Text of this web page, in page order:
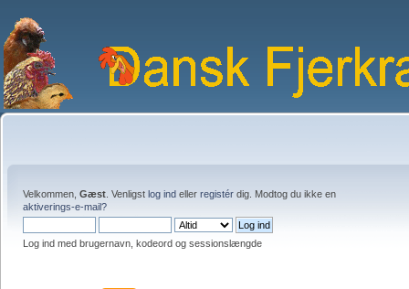
Velkommen, Gæst . Venligst log ind eller registér dig. Modtog du ikke en
aktiverings-e-mail?
Log ind med brugernavn, kodeord og sessionslængde